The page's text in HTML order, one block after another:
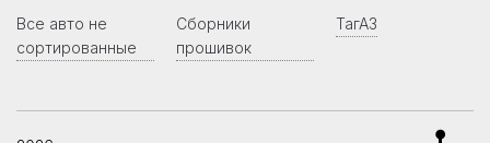
Все авто не
сортированные
Сборники
прошивок
ТагАЗ